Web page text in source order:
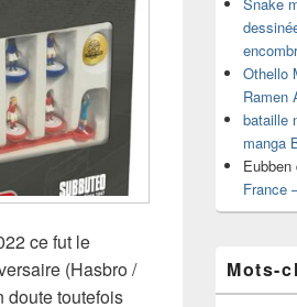
ce fut le
(Hasbro /
doute toutefois
Othello
Ramen
bataille
manga
Eubben
France
Mots-